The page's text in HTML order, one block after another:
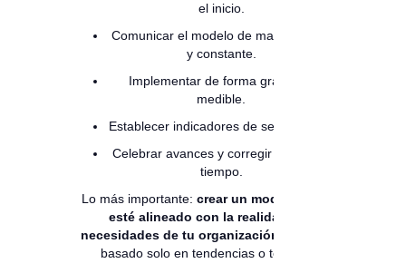
el inicio.
Comunicar el modelo de manera clara
y constante.
Implementar de forma gradual y
medible.
Establecer indicadores de seguimiento.
Celebrar avances y corregir desvíos a
tiempo.
Lo más importante: crear un modelo que
esté alineado con la realidad y
necesidades de tu organización
basado solo en tendencias o teoría.